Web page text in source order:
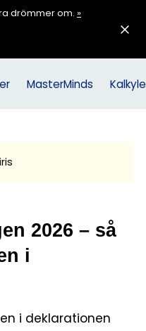
drömmer om. »
MasterMinds
2026 – så
i
i deklarationen